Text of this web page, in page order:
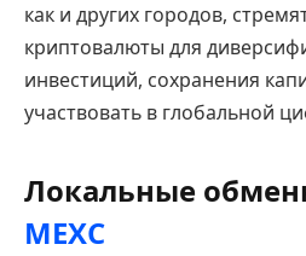
как и других городов,
криптовалюты для
инвестиций, сохранения
участвовать в глобальной
Локальные
MEXC